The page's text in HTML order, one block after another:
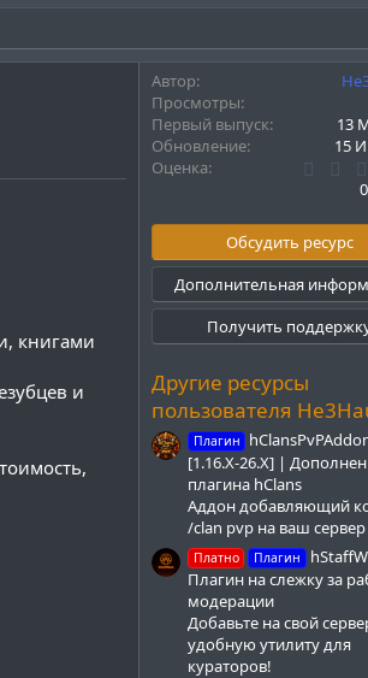
книгами
и
Автор
Просмотры
Первый выпуск
13
Обновление
15
Оценка
Обсудить ресурс
Дополнительная
Получить
Другие ресурсы
пользователя
Плагин
[1.16.X-26.X] |
плагина hClans
Аддон добавляющий
/clan pvp на ваш сервер
Платно Плагин
Плагин на слежку за
модерации
Добавьте на свой
удобную утилиту для
кураторов!